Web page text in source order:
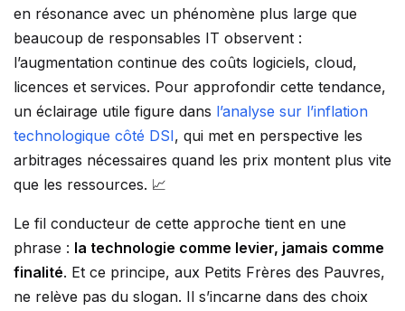
en résonance avec un phénomène plus large que
beaucoup de responsables IT observent :
l’augmentation continue des coûts logiciels, cloud,
licences et services. Pour approfondir cette tendance,
un éclairage utile figure dans l’analyse sur l’inflation
technologique côté DSI, qui met en perspective les
arbitrages nécessaires quand les prix montent plus vite
que les ressources. 📈
Le fil conducteur de cette approche tient en une
phrase : la technologie comme levier, jamais comme
finalité. Et ce principe, aux Petits Frères des Pauvres,
ne relève pas du slogan. Il s’incarne dans des choix